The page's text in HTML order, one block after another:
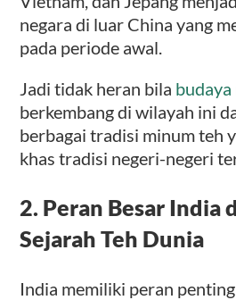
negara di luar China yang
pada periode awal.
Jadi tidak heran bila
berkembang di wilayah ini
berbagai tradisi minum teh
khas tradisi negeri-negeri
2. Peran Besar India
Sejarah Teh Dunia
India memiliki peran